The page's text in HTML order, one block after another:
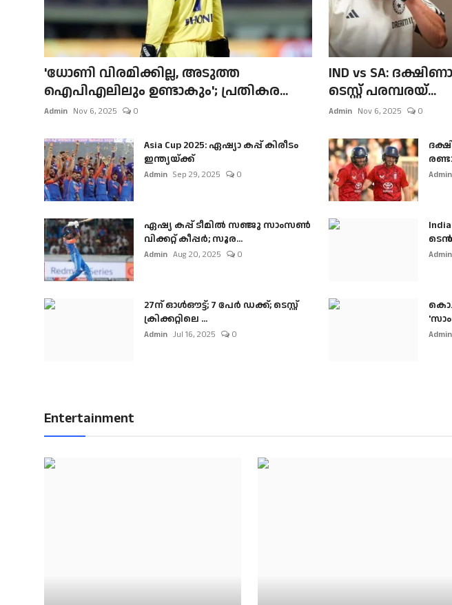
'ധോണി വിരമിക്കില്ല, അടുത്ത
ഐപിഎലിലും ഉണ്ടാകും'; പ്രതികര...
Admin Nov 6, 2025 0
IND vs SA:
ടെസ്റ്റ് പരമ്പരയ്...
Admin Nov 6, 2025 0
Asia Cup 2025: ഏഷ്യാ കപ്പ് കിരീടം
ഇന്ത്യയ്ക്ക്
Admin Sep 29, 2025 0 Admin
ഏഷ്യ കപ്പ് ടീമിൽ സഞ്ജു സാംസൺ
വിക്കറ്റ് കീപ്പർ; സൂര...
Admin Aug 20, 2025 0 Admin
27ന് ഓൾഔട്ട്; 7 പേർ ഡക്ക്; ടെസ്റ്റ്
ക്രിക്കറ്റിലെ ...
Admin Jul 16, 2025 0 Admin
Entertainment